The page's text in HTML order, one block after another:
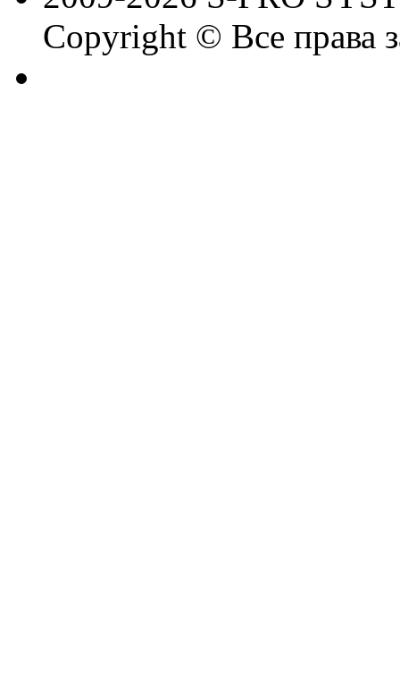
Copyright © Все права